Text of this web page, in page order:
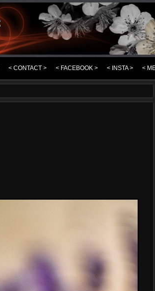
< CONTACT > < FACEBOOK > < INSTA > <